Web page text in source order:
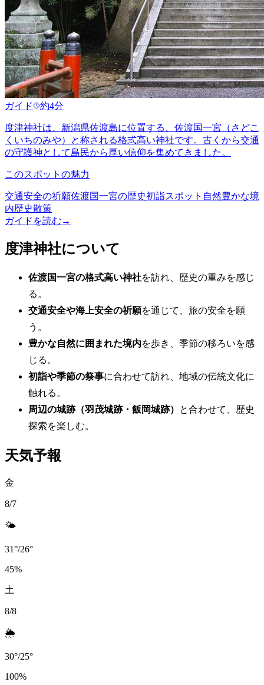
ガイド 約4分
度津神社は、新潟県佐渡島に位置する、佐渡国一宮（さどこ
くいちのみや）と称される格式高い神社です。古くから交通
の守護神として島民から厚い信仰を集めてきました。
このスポットの魅力
交通安全の祈願佐渡国一宮の歴史初詣スポット 自然豊かな境
内歴史散策
ガイドを読む →
度津神社について
佐渡国一宮の格式高い神社を訪れ、歴史の重みを感じ
る。
交通安全や海上安全の祈願を通じて、旅の安全を願
う。
豊かな自然に囲まれた境内を歩き、季節の移ろいを感
じる。
初詣や季節の祭事に合わせて訪れ、地域の伝統文化に
触れる。
周辺の城跡（羽茂城跡・飯岡城跡）
と合わせて、歴史
探索を楽しむ。
天気予報
金
8/7
🌤️
31°/26°
45%
土
8/8
🌦️
30°/25°
100%